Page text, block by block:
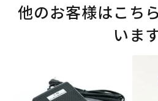
他のお客様はこち
いま